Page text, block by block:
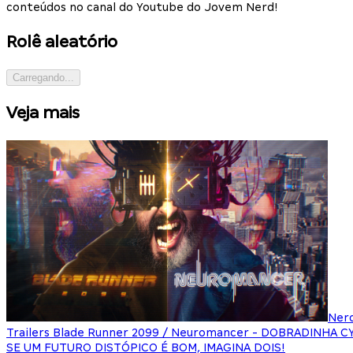
conteúdos no canal do Youtube do Jovem Nerd!
Rolê aleatório
Carregando...
Veja mais
Trailers Blade Runner 2099 / Neuromancer - DOBRADINHA
SE UM FUTURO DISTÓPICO É BOM, IMAGINA DOIS!